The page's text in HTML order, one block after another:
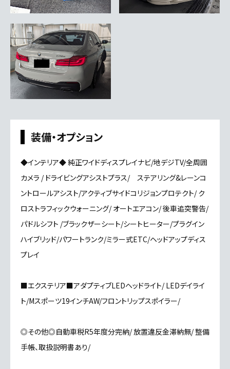
装備・オプション
◆インテリア◆ 純正ワイドディスプレイナビ/地デジTV/全周囲
カメラ / ドライビングアシストプラス/ ステアリング&レーンコ
ントロールアシスト/アクティブサイドコリジョンプロテクト/ ク
ロストラフィックウォーニング/ オートエアコン/ 後車追突警告/
パドルシフト /ブラックザーシート/シートヒーター/プラグイン
ハイブリッド/パワートランク/ミラー式ETC/ヘッドアップディス
プレイ
■エクステリア■アダプティブLEDヘッドライト/ LEDデイライ
ト/Mスポーツ19インチAW/フロントリップスポイラー/
◎その他◎自動車税R5年度分完納/ 放置違反金滞納無/ 整備
手帳、取扱説明書あり/